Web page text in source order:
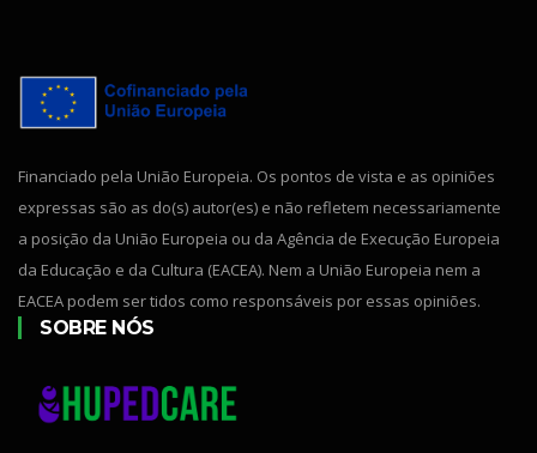
Financiado pela União Europeia. Os pontos de vista e as opiniões
expressas são as do(s) autor(es) e não refletem necessariamente
a posição da União Europeia ou da Agência de Execução Europeia
da Educação e da Cultura (EACEA). Nem a União Europeia nem a
EACEA podem ser tidos como responsáveis por essas opiniões.
SOBRE NÓS